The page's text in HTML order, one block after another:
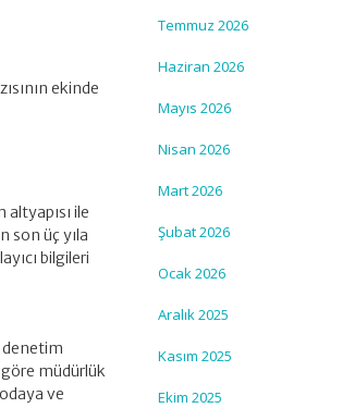
ekinde
ile
son üç yıla
bilgileri
denetim
göre müdürlük
ve
Temmuz 2026
Haziran 2026
Mayıs 2026
Nisan 2026
Mart 2026
Şubat 2026
Ocak 2026
Aralık 2025
Kasım 2025
Ekim 2025